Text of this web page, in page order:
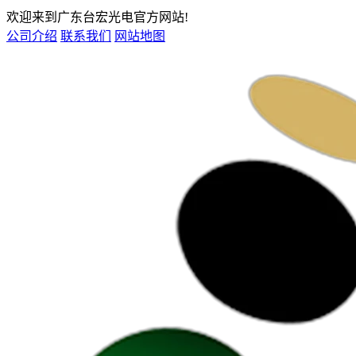
欢迎来到广东台宏光电官方网站!
公司介绍 联系我们 网站地图